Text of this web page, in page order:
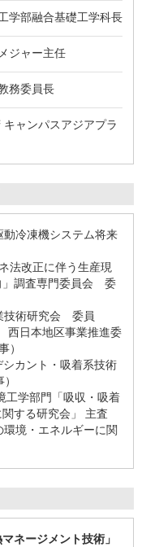
学部融合基礎工学科長
ジャー主任
務委員長
ャンパスアジアプラ
冷凍機システム将来
法改正に伴う生産現
」調査専門委員会 委
術研究会 委員
日本地区事業推進委
）
カント・吸着系技術
工学部門「吸収・吸着
する研究会」 主査
境・エネルギーに関
ネージメント技術」